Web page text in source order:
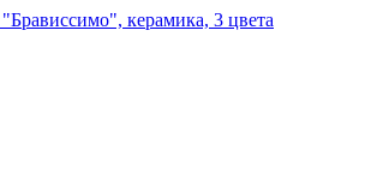
керамика, 3 цвета